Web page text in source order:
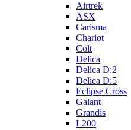
Airtrek
ASX
Carisma
Chariot
Colt
Delica
Delica D:2
Delica D:5
Eclipse Cross
Galant
Grandis
L200